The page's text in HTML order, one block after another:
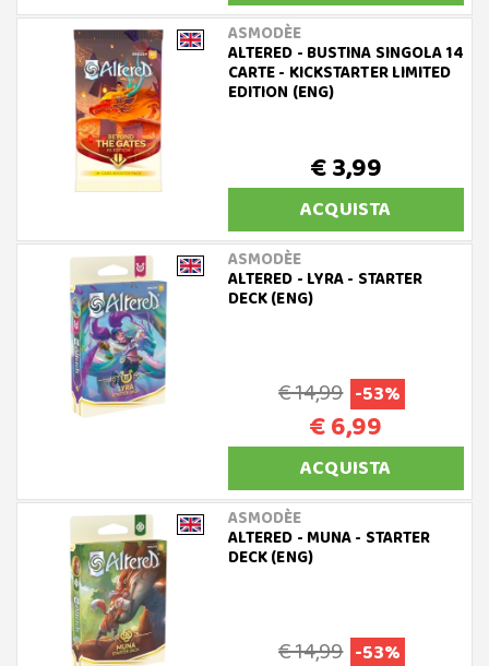
ASMODÈE
ALTERED - BUSTINA SINGOLA 14
CARTE - KICKSTARTER LIMITED
EDITION (ENG)
€ 3,99
ACQUISTA
ASMODÈE
ALTERED - LYRA - STARTER
DECK (ENG)
€ 14,99 -53%
€ 6,99
ACQUISTA
ASMODÈE
ALTERED - MUNA - STARTER
DECK (ENG)
€ 14,99 -53%